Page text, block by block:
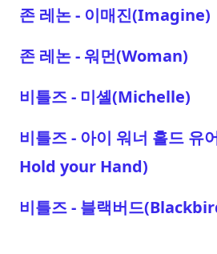
존 레논 - 이매진(Imagine)
존 레논 - 워먼(Woman)
비틀즈 - 미셸(Michelle)
비틀즈 - 아이 워너 홀드 유
Hold your Hand)
비틀즈 - 블랙버드